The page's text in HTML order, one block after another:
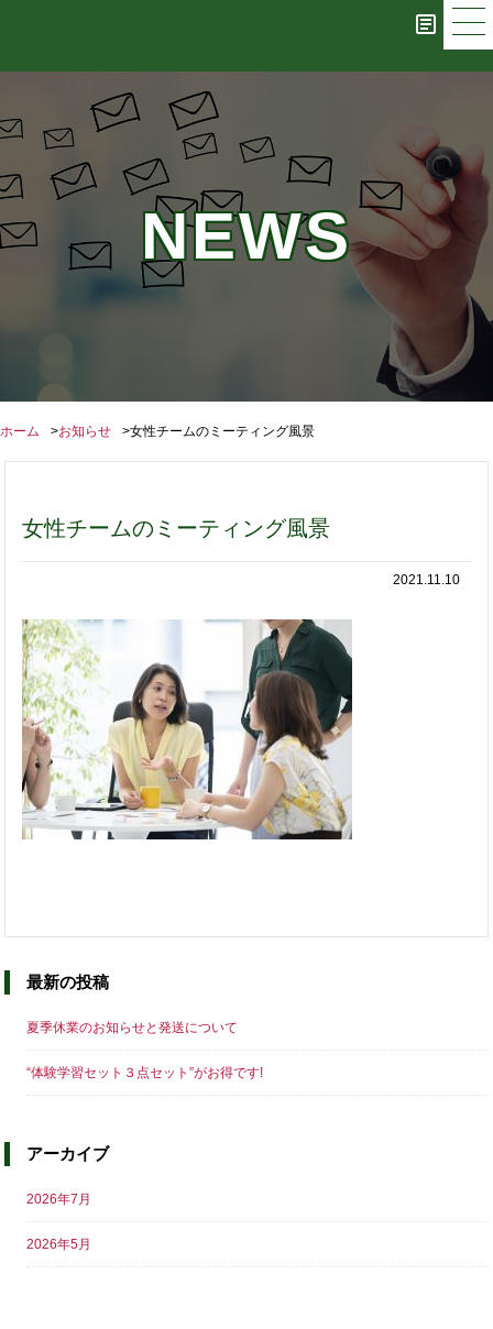
NEWS
ホーム お知らせ 女性チームのミーティング風景
女性チームのミーティング風景
2021.11.10
最新の投稿
夏季休業のお知らせと発送について
“体験学習セット３点セット”がお得です!
アーカイブ
2026年7月
2026年5月